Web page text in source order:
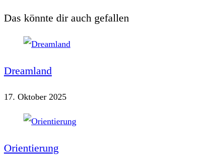
Das könnte dir auch gefallen
Dreamland
17. Oktober 2025
Orientierung